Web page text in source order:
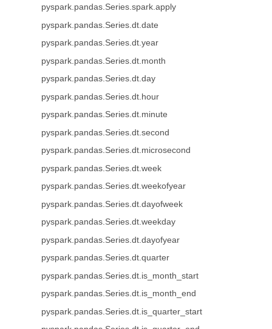
pyspark.pandas.Series.spark.apply
pyspark.pandas.Series.dt.date
pyspark.pandas.Series.dt.year
pyspark.pandas.Series.dt.month
pyspark.pandas.Series.dt.day
pyspark.pandas.Series.dt.hour
pyspark.pandas.Series.dt.minute
pyspark.pandas.Series.dt.second
pyspark.pandas.Series.dt.microsecond
pyspark.pandas.Series.dt.week
pyspark.pandas.Series.dt.weekofyear
pyspark.pandas.Series.dt.dayofweek
pyspark.pandas.Series.dt.weekday
pyspark.pandas.Series.dt.dayofyear
pyspark.pandas.Series.dt.quarter
pyspark.pandas.Series.dt.is_month_start
pyspark.pandas.Series.dt.is_month_end
pyspark.pandas.Series.dt.is_quarter_start